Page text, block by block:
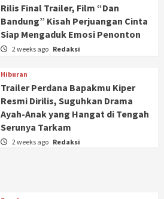
Rilis Final Trailer, Film “Dan
Bandung” Kisah Perjuangan Cinta
Siap Mengaduk Emosi Penonton
2 weeks ago Redaksi
Hiburan
Trailer Perdana Bapakmu Kiper
Resmi Dirilis, Suguhkan Drama
Ayah-Anak yang Hangat di Tengah
Serunya Tarkam
2 weeks ago Redaksi